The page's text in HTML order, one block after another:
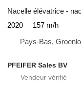
Nacelle élévatrice -
2020
157 m/h
Pays-Bas, Groenlo
PFEIFER Sales BV